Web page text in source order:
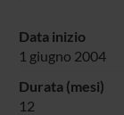
Data inizio
1 giugno 2004
Durata (mesi)
12